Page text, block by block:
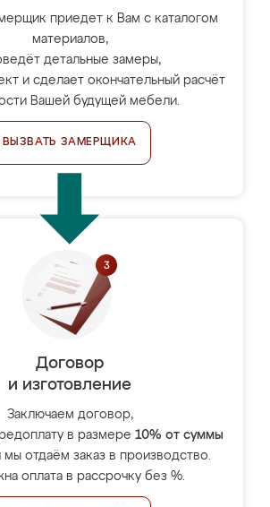
приедет к Вам с каталогом
материалов,
детальные замеры,
и сделает окончательный расчёт
Вашей будущей мебели.
ВЫЗВАТЬ ЗАМЕРЩИКА
Договор
и изготовление
Заключаем договор,
в размере 10% от суммы
мы отдаём заказ в производство.
оплата в рассрочку без %.